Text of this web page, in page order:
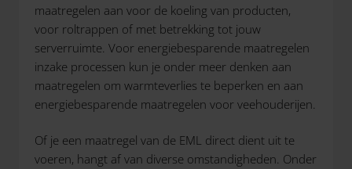
maatregelen aan voor de koeling van producten,
voor roltrappen of met betrekking tot jouw
serverruimte. Voor energiebesparende maatregelen
inzake processen kun je onder meer denken aan
maatregelen om warmteverlies te beperken en aan
energiebesparende maatregelen voor veehouderijen.
Of je een maatregel van de EML direct dient uit te
voeren, hangt af van diverse omstandigheden. Onder